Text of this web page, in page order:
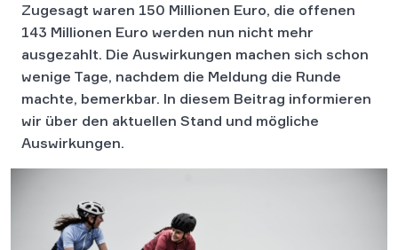
Zugesagt waren 150 Millionen Euro, die offenen
143 Millionen Euro werden nun nicht mehr
ausgezahlt. Die Auswirkungen machen sich schon
wenige Tage, nachdem die Meldung die Runde
machte, bemerkbar. In diesem Beitrag informieren
wir über den aktuellen Stand und mögliche
Auswirkungen.